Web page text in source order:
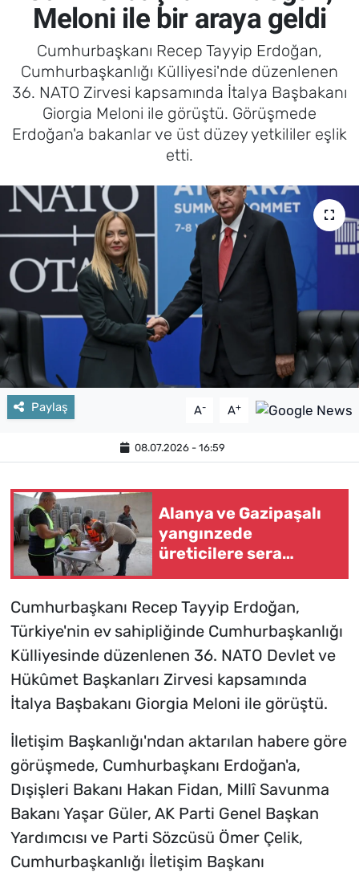
Meloni ile bir araya geldi
Cumhurbaşkanı Recep Tayyip Erdoğan,
Cumhurbaşkanlığı Külliyesi'nde düzenlenen
36. NATO Zirvesi kapsamında İtalya Başbakanı
Giorgia Meloni ile görüştü. Görüşmede
Erdoğan'a bakanlar ve üst düzey yetkililer eşlik
etti.
Paylaş A- A+
08.07.2026 - 16:59
Alanya ve Gazipaşalı
yangınzede
üreticilere sera
Cumhurbaşkanı Recep Tayyip Erdoğan,
Türkiye'nin ev sahipliğinde Cumhurbaşkanlığı
Külliyesinde düzenlenen 36. NATO Devlet ve
Hükûmet Başkanları Zirvesi kapsamında
İtalya Başbakanı Giorgia Meloni ile görüştü.
İletişim Başkanlığı'ndan aktarılan habere göre
görüşmede, Cumhurbaşkanı Erdoğan'a,
Dışişleri Bakanı Hakan Fidan, Millî Savunma
Bakanı Yaşar Güler, AK Parti Genel Başkan
Yardımcısı ve Parti Sözcüsü Ömer Çelik,
Cumhurbaşkanlığı İletişim Başkanı